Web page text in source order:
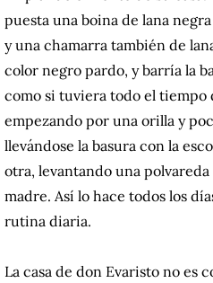
puesta una boina de lana
y una chamarra también de
color negro pardo, y barría la
como si tuviera todo el tiempo
empezando por una orilla y
llevándose la basura con la
otra, levantando una
madre. Así lo hace todos los
rutina diaria.
La casa de don Evaristo no es